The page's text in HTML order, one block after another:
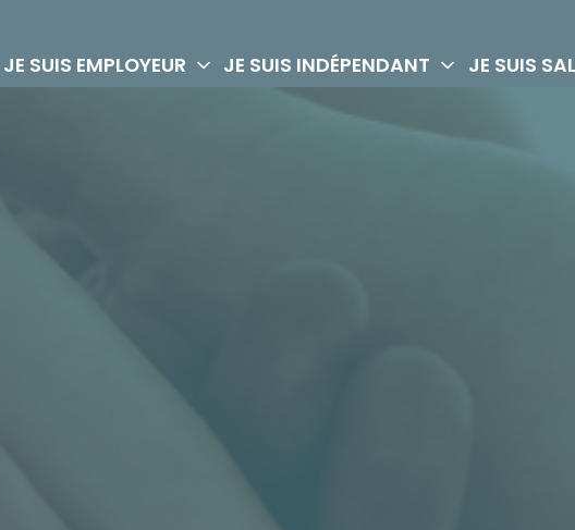
JE SUIS EMPLOYEUR JE SUIS INDÉPENDANT JE SUIS